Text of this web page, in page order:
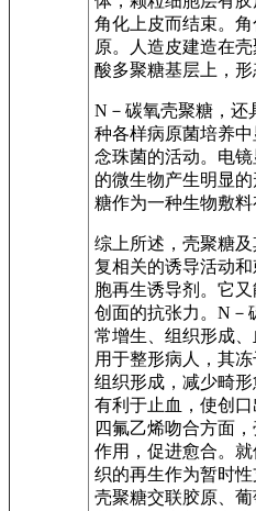
角化上皮而结束。
原。人造皮建造在
酸多聚糖基层上，形
N－碳氧壳聚糖，还
种各样病原菌培养
念珠菌的活动。电
的微生物产生明显
糖作为一种生物敷料
综上所述，壳聚糖
复相关的诱导活动
胞再生诱导剂。它
创面的抗张力。N－
常增生、组织形成、
用于整形病人，其
组织形成，减少畸
有利于止血，使创
四氟乙烯吻合方面
作用，促进愈合。
织的再生作为暂时
壳聚糖交联胶原、葡